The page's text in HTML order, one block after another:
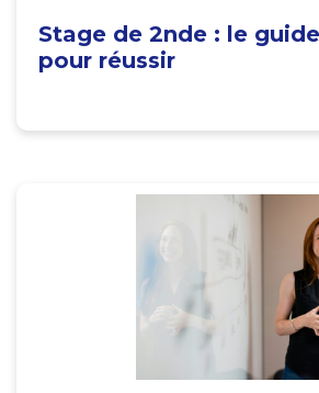
Stage de 2nde : le
pour réussir